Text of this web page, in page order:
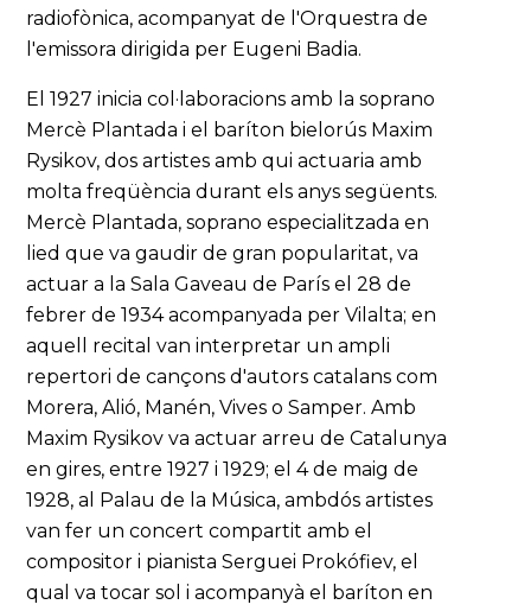
radiofònica, acompanyat de l'Orquestra de
l'emissora dirigida per Eugeni Badia.
El 1927 inicia col·laboracions amb la soprano
Mercè Plantada i el baríton bielorús Maxim
Rysikov, dos artistes amb qui actuaria amb
molta freqüència durant els anys següents.
Mercè Plantada, soprano especialitzada en
lied que va gaudir de gran popularitat, va
actuar a la Sala Gaveau de París el 28 de
febrer de 1934 acompanyada per Vilalta; en
aquell recital van interpretar un ampli
repertori de cançons d'autors catalans com
Morera, Alió, Manén, Vives o Samper. Amb
Maxim Rysikov va actuar arreu de Catalunya
en gires, entre 1927 i 1929; el 4 de maig de
1928, al Palau de la Música, ambdós artistes
van fer un concert compartit amb el
compositor i pianista Serguei Prokófiev, el
qual va tocar sol i acompanyà el baríton en